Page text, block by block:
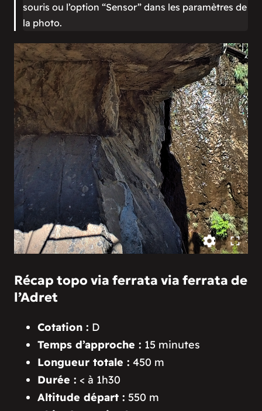
souris ou l’option “Sensor” dans les paramètres de
la photo.
Récap topo via ferrata via ferrata de
l’Adret
Cotation : D
Temps d’approche : 15 minutes
Longueur totale : 450 m
Durée : < à 1h30
Altitude départ : 550 m